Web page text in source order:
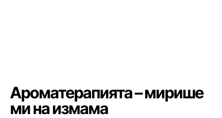
Ароматерапията – мирише
ми на измама